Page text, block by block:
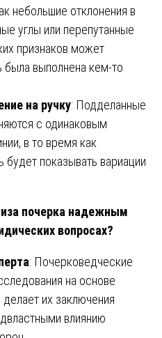
небольшие отклонения в
углы или перепутанные
признаков может
была выполнена кем-то
на ручку: Подделанные
с одинаковым
в то время как
будет показывать вариации
почерка надежным
вопросах?
: Почерковедческие
на основе
их заключения
влиянию